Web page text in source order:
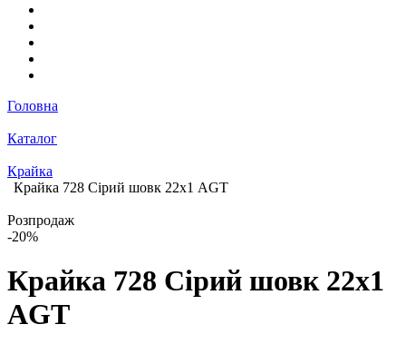
Головна
Каталог
Крайка
Крайка 728 Сірий шовк 22х1 AGT
Розпродаж
-20%
Крайка 728 Сірий шовк 22х1
AGT